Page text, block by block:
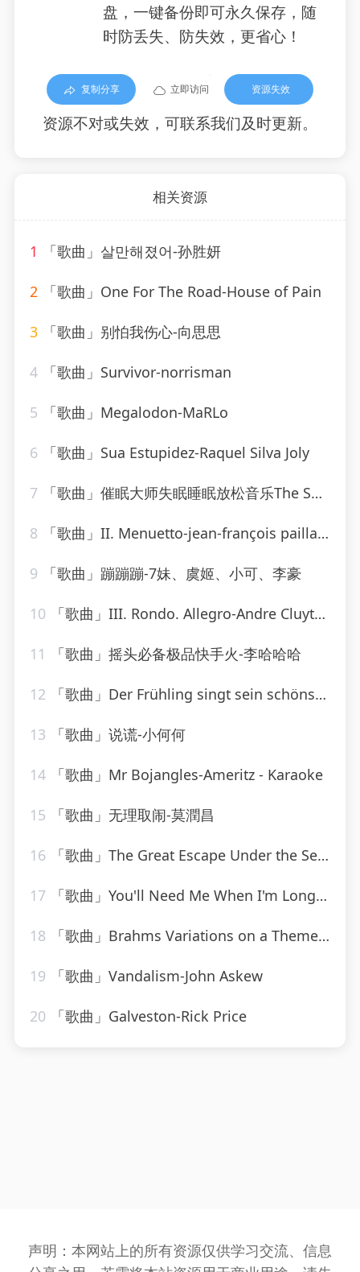
盘，一键备份即可永久保存，随
时防丢失、防失效，更省心！
复制分享 立即访问 资源失效
资源不对或失效，可联系我们及时更新。
相关资源
1 「歌曲」살만해졌어-孙胜妍
2 「歌曲」One For The Road-House of Pain
3 「歌曲」别怕我伤心-向思思
4 「歌曲」Survivor-norrisman
5 「歌曲」Megalodon-MaRLo
6 「歌曲」Sua Estupidez-Raquel Silva Joly
7 「歌曲」催眠大师失眠睡眠放松音乐The Sally Gardens-海佳
8 「歌曲」II. Menuetto-jean-françois paillard
9 「歌曲」蹦蹦蹦-7妹、虞姬、小可、李豪
10 「歌曲」III. Rondo. Allegro-Andre Cluytens、gabriel tacchino、Berliner Philharmoniker
11 「歌曲」摇头必备极品快手火-李哈哈哈
12 「歌曲」Der Frühling singt sein schönstes Lied-Lydia Huber
13 「歌曲」说谎-小何何
14 「歌曲」Mr Bojangles-Ameritz - Karaoke
15 「歌曲」无理取闹-莫潤昌
16 「歌曲」The Great Escape Under the Sea-We Are Scientists
17 「歌曲」You'll Need Me When I'm Long Gone-ethel waters
18 「歌曲」Brahms Variations on a Theme by Haydn, Op. 56a Variation VIII Presto non troppo
19 「歌曲」Vandalism-John Askew
20 「歌曲」Galveston-Rick Price
声明：本网站上的所有资源仅供学习交流、信息